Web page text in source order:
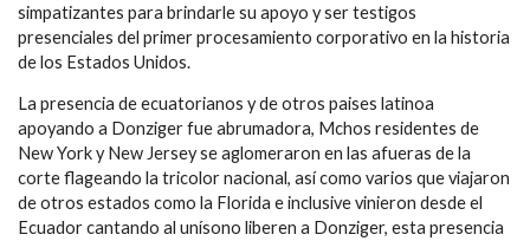
simpatizantes para brindarle su apoyo y ser testigos
presenciales del primer procesamiento corporativo en la historia
de los Estados Unidos.
La presencia de ecuatorianos y de otros paises latinoa
apoyando a Donziger fue abrumadora, Mchos residentes de
New York y New Jersey se aglomeraron en las afueras de la
corte flageando la tricolor nacional, así como varios que viajaron
de otros estados como la Florida e inclusive vinieron desde el
Ecuador cantando al unísono liberen a Donziger, esta presencia